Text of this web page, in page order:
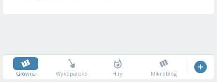
Główna Wykopalisko Hity Mikroblog